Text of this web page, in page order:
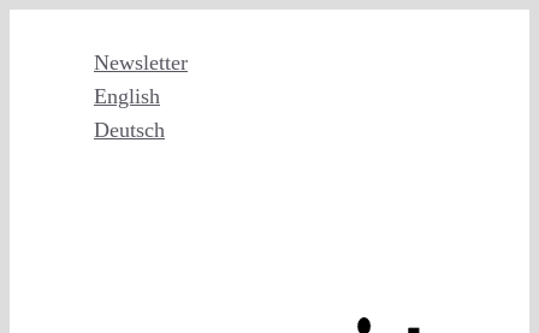
Newsletter
English
Deutsch